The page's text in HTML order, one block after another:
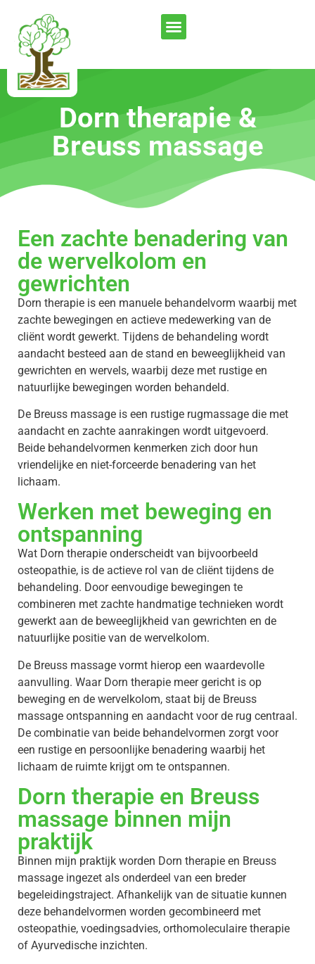
Dorn therapie &
Breuss massage
Een zachte benadering van
de wervelkolom en
gewrichten
Dorn therapie is een manuele behandelvorm waarbij met
zachte bewegingen en actieve medewerking van de
cliënt wordt gewerkt. Tijdens de behandeling wordt
aandacht besteed aan de stand en beweeglijkheid van
gewrichten en wervels, waarbij deze met rustige en
natuurlijke bewegingen worden behandeld.
De Breuss massage is een rustige rugmassage die met
aandacht en zachte aanrakingen wordt uitgevoerd.
Beide behandelvormen kenmerken zich door hun
vriendelijke en niet-forceerde benadering van het
lichaam.
Werken met beweging en
ontspanning
Wat Dorn therapie onderscheidt van bijvoorbeeld
osteopathie, is de actieve rol van de cliënt tijdens de
behandeling. Door eenvoudige bewegingen te
combineren met zachte handmatige technieken wordt
gewerkt aan de beweeglijkheid van gewrichten en de
natuurlijke positie van de wervelkolom.
De Breuss massage vormt hierop een waardevolle
aanvulling. Waar Dorn therapie meer gericht is op
beweging en de wervelkolom, staat bij de Breuss
massage ontspanning en aandacht voor de rug centraal.
De combinatie van beide behandelvormen zorgt voor
een rustige en persoonlijke benadering waarbij het
lichaam de ruimte krijgt om te ontspannen.
Dorn therapie en Breuss
massage binnen mijn
praktijk
Binnen mijn praktijk worden Dorn therapie en Breuss
massage ingezet als onderdeel van een breder
begeleidingstraject. Afhankelijk van de situatie kunnen
deze behandelvormen worden gecombineerd met
osteopathie, voedingsadvies, orthomoleculaire therapie
of Ayurvedische inzichten.